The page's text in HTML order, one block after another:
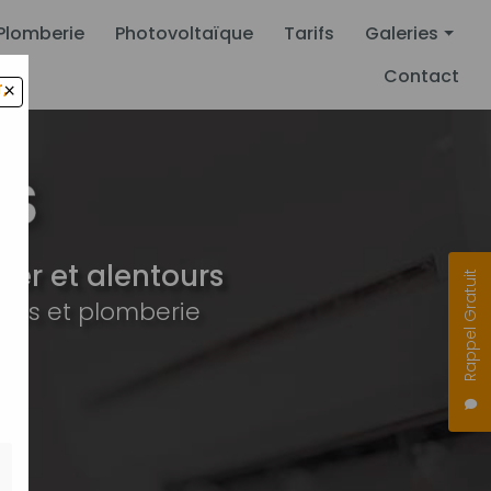
Rappel Gratuit
Photovoltaïque Tarifs Galeries
Contact
et alentours
et plomberie
×